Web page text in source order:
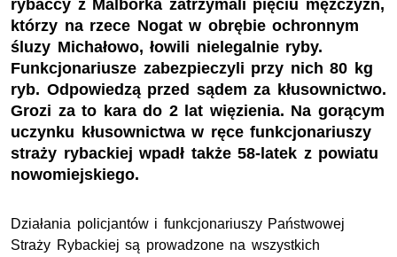
rybaccy z Malborka zatrzymali pięciu mężczyzn,
którzy na rzece Nogat w obrębie ochronnym
śluzy Michałowo, łowili nielegalnie ryby.
Funkcjonariusze zabezpieczyli przy nich 80 kg
ryb. Odpowiedzą przed sądem za kłusownictwo.
Grozi za to kara do 2 lat więzienia. Na gorącym
uczynku kłusownictwa w ręce funkcjonariuszy
straży rybackiej wpadł także 58-latek z powiatu
nowomiejskiego.
Działania policjantów i funkcjonariuszy Państwowej
Straży Rybackiej są prowadzone na wszystkich